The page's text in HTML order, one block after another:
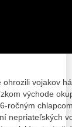
vojakov
východe
ročným
nepriateľských